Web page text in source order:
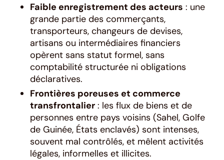
Faible enregistrement des acteurs : une
grande partie des commerçants,
transporteurs, changeurs de devises,
artisans ou intermédiaires financiers
opèrent sans statut formel, sans
comptabilité structurée ni obligations
déclaratives.
Frontières poreuses et commerce
transfrontalier : les flux de biens et de
personnes entre pays voisins (Sahel, Golfe
de Guinée, États enclavés) sont intenses,
souvent mal contrôlés, et mêlent activités
légales, informelles et illicites.